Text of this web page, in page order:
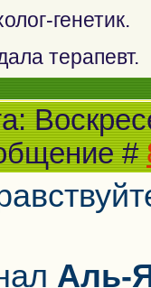
генетик.
терапевт.
#
Аль-